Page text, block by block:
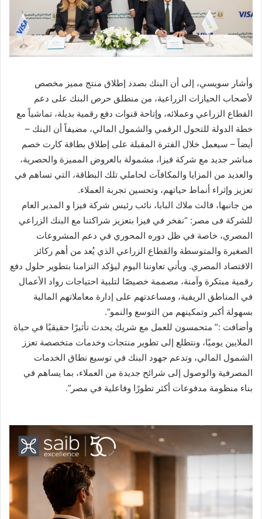
وأشار سويسي، إلى أن البنك بصدد إطلاق منتج مميز مخصص
لأصحاب الحيازات الزراعية، من منطلق حرص البنك على دعم
القطاع الزراعي وعملائه، وإتاحة قنوات دفع رقمية بديلة، تماشياً مع
خطة الدولة للتحول الرقمي والشمول المالي، مضيفاً أن البنك –
أيضاً – سيعمل خلال الفترة المقبلة على إطلاق بطاقة كارت خصم
مباشر جديد مع شركة فيزا، مشمولة بالعروض المميزة والحصرية،
والعديد من المزايا والمكافآت لحاملي تلك البطاقة، التي تساهم في
تعزيز وإثراء أنماط حياتهم، وتحسين تجربة العملاء.
من جانبها، قالت ملاك البابا، نائب رئيس شركة فيزا و المدير العام
للشركة فى مصر: “نفخر في فيزا بتعزيز شراكتنا مع البنك الزراعي
المصري، خاصة في ظل دوره المحوري في دعم المشروعات
الصغيرة والمتوسطة والقطاع الزراعي الذي يُعد من أهم ركائز
الاقتصاد المصري. ويأتي تعاوننا اليوم ليؤكد التزامنا بتطوير حلول دفع
رقمية مبتكرة وآمنة، مصممة خصيصًا لتلبية احتياجات رواد الأعمال
في المناطق الريفية، ومساعدتهم على إدارة معاملاتهم المالية
بسهولة أكبر وتمكينهم من التوسع والنمو”.
وأضافت :” متحمسون للعمل مع شريك يحدث تأثيرًا حقيقيًا في حياة
الملايين يوميًا، ونتطلع إلى تطوير منتجات وخدمات متخصصة تعزز
الشمول المالي، وتدعم جهود البنك في توسيع نطاق الخدمات
المصرفية والوصول إلى شرائح جديدة من العملاء، بما يساهم في
بناء منظومة مدفوعات أكثر تطورًا وفاعلية في مصر”.